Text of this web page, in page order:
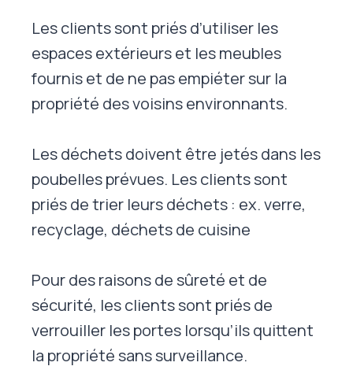
Les clients sont priés d’utiliser les
espaces extérieurs et les meubles
fournis et de ne pas empiéter sur la
propriété des voisins environnants.
Les déchets doivent être jetés dans les
poubelles prévues. Les clients sont
priés de trier leurs déchets : ex. verre,
recyclage, déchets de cuisine
Pour des raisons de sûreté et de
sécurité, les clients sont priés de
verrouiller les portes lorsqu’ils quittent
la propriété sans surveillance.